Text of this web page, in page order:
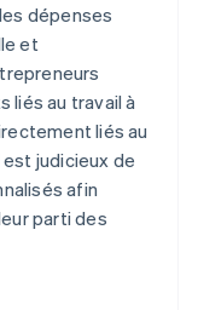
dépenses
et
liés au travail à
liés au
judicieux de
afin
parti des